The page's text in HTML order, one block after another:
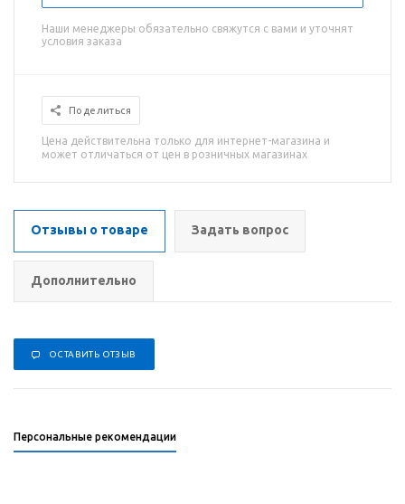
Наши менеджеры обязательно свяжутся с вами и уточнят
условия заказа
Поделиться
Цена действительна только для интернет-магазина и
может отличаться от цен в розничных магазинах
Отзывы о товаре Задать вопрос
Дополнительно
ОСТАВИТЬ ОТЗЫВ
Персональные рекомендации